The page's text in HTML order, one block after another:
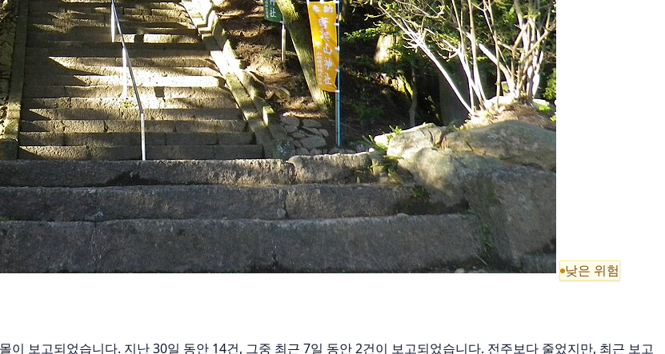
낮은 위험
보고되었습니다. 지난 30일 동안 14건, 그중 최근 7일 동안 2건이 보고되었습니다. 전주보다 줄었지만, 최근 보고